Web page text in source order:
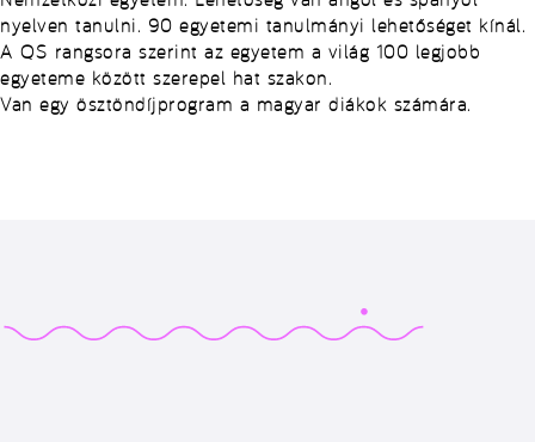
nyelven tanulni. 90 egyetemi tanulmányi lehetőséget kínál.
A QS rangsora szerint az egyetem a világ 100 legjobb
egyeteme között szerepel hat szakon.
Van egy ösztöndíjprogram a magyar diákok számára.